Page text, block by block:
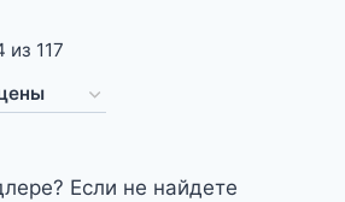
117
возрастанию
Если не найдете